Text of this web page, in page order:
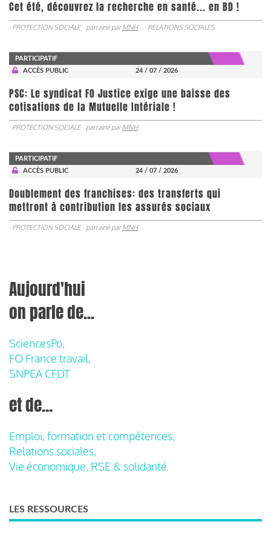
Cet été, découvrez la recherche en santé... en BD !
PROTECTION SOCIALE parrainé parMNH RELATIONS SOCIALES
PARTICIPATIF
ACCÈS PUBLIC
24 / 07 / 2026
PSC: Le syndicat FO Justice exige une baisse des
cotisations de la Mutuelle Intériale !
PROTECTION SOCIALE parrainé parMNH
PARTICIPATIF
ACCÈS PUBLIC
24 / 07 / 2026
Doublement des franchises: des transferts qui
mettront à contribution les assurés sociaux
PROTECTION SOCIALE parrainé parMNH
Aujourd'hui
on parle de...
SciencesPo,
FO France travail,
SNPEA CFDT
et de...
Emploi, formation et compétences,
Relations sociales,
Vie économique, RSE & solidarité
LES RESSOURCES